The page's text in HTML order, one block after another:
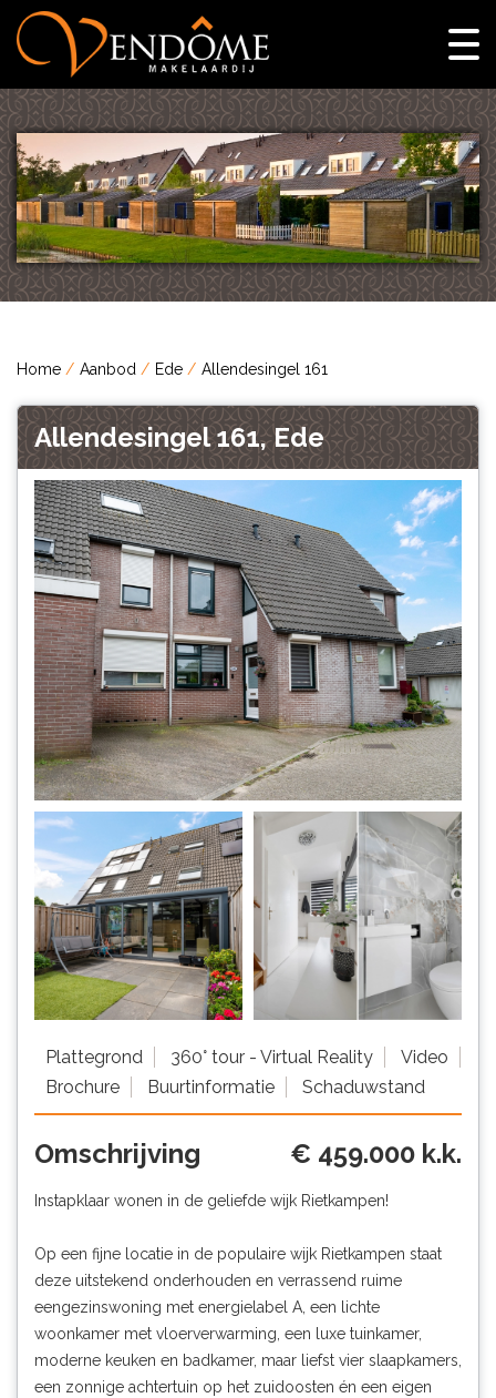
Home Aanbod Ede Allendesingel 161
Allendesingel 161, Ede
Plattegrond 360° tour - Virtual Reality
Video
Brochure
Buurtinformatie Schaduwstand
Omschrijving € 459.000 k.k.
Instapklaar wonen in de geliefde wijk Rietkampen!
Op een fijne locatie in de populaire wijk Rietkampen staat
deze uitstekend onderhouden en verrassend ruime
eengezinswoning met energielabel A, een lichte
woonkamer met vloerverwarming, een luxe tuinkamer,
moderne keuken en badkamer, maar liefst vier slaapkamers,
een zonnige achtertuin op het zuidoosten én een eigen